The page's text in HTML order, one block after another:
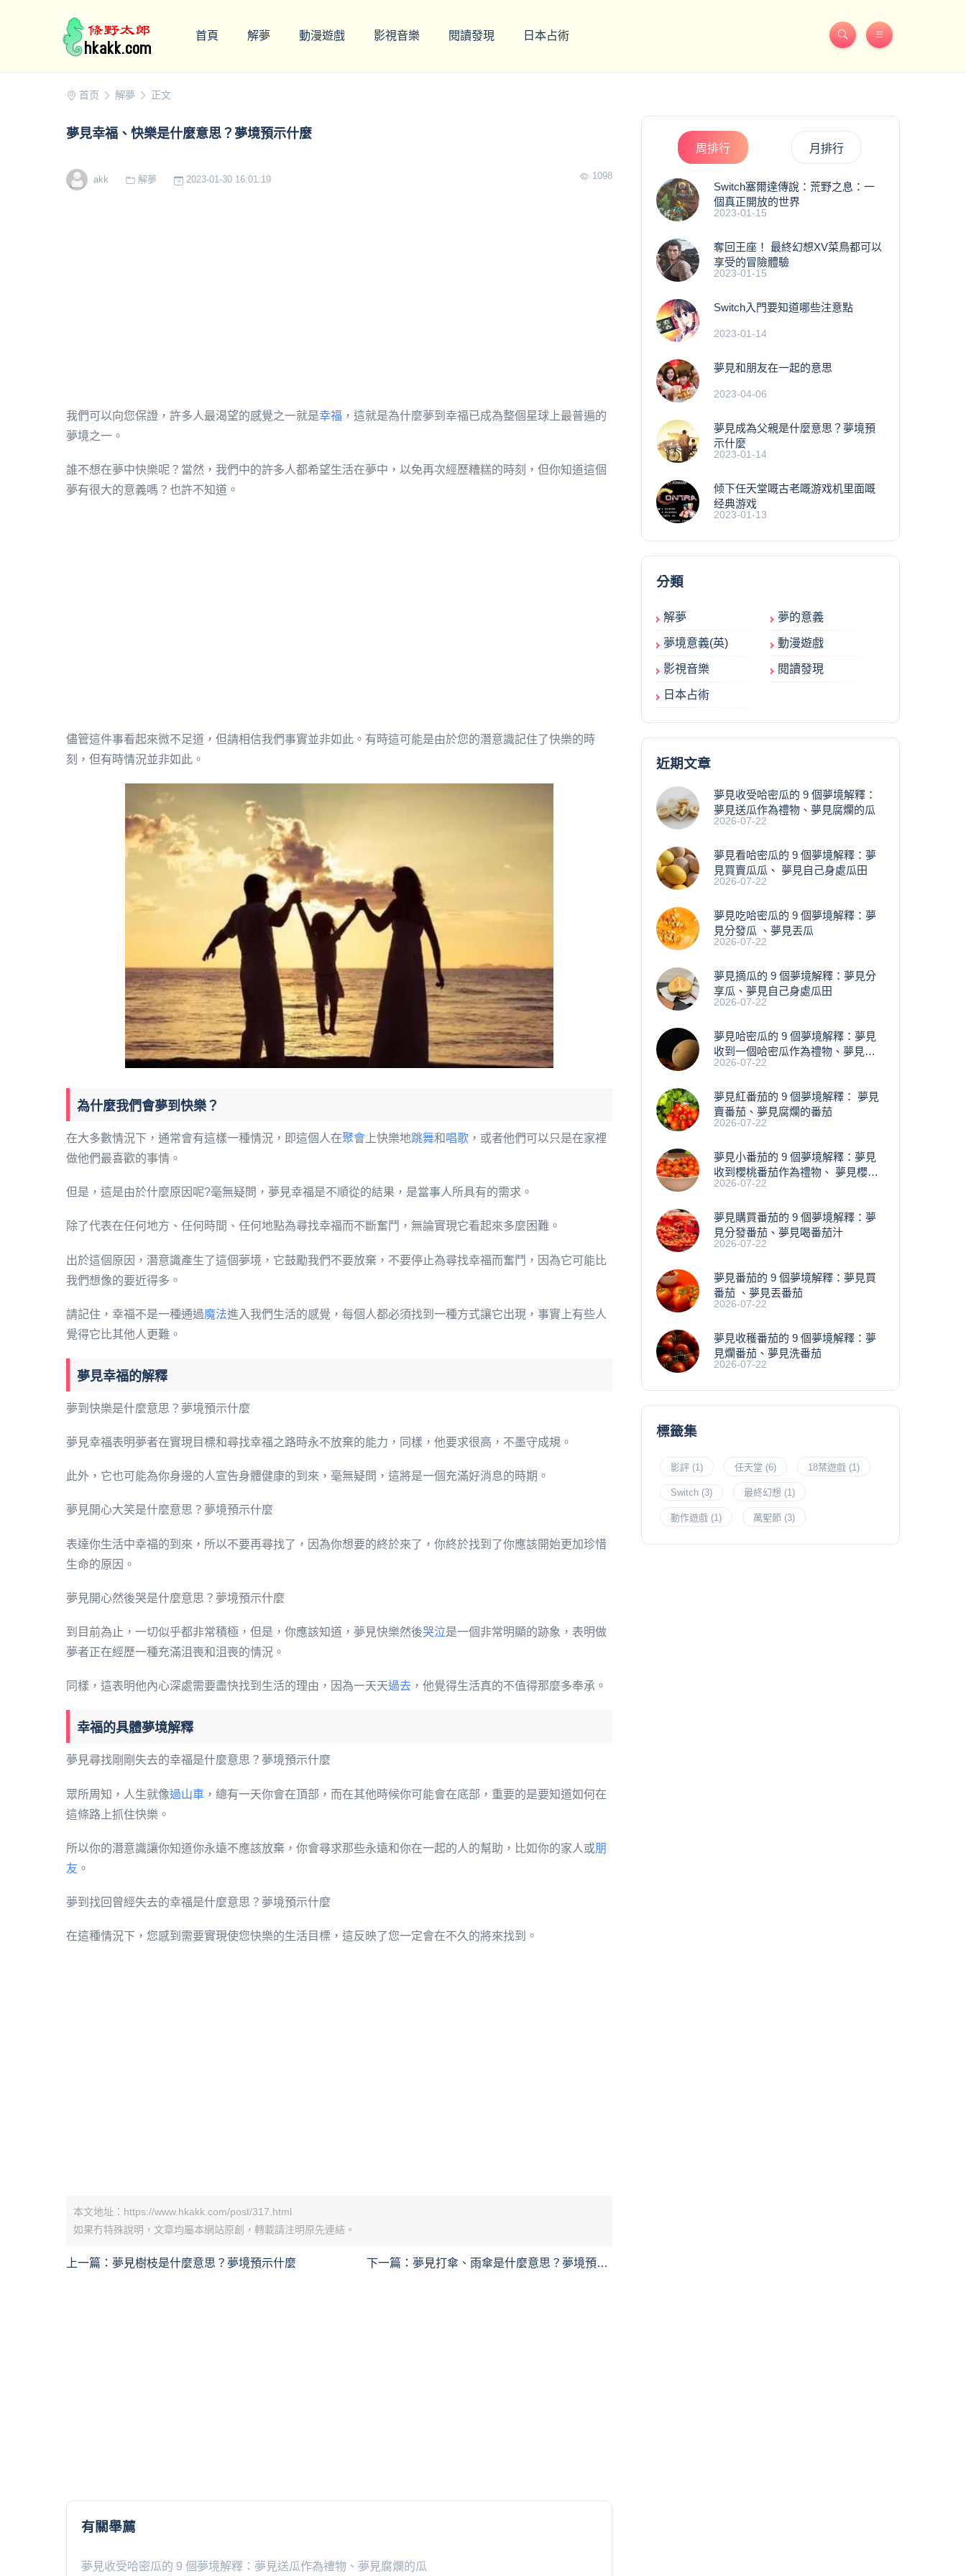
首頁 解夢 動漫遊戲 影視音樂 閱讀發現 日本占術
首页 解夢 正文
夢見幸福、快樂是什麼意思？夢境預示什麼
akk 解夢 2023-01-30 16:01:19 1098
我們可以向您保證，許多人最渴望的感覺之一就是幸福 ，這就是為什麼夢到幸福已成為整個星球上最普遍的
夢境之一。
誰不想在夢中快樂呢？當然，我們中的許多人都希望生活在夢中，以免再次經歷糟糕的時刻，但你知道這個
夢有很大的意義嗎？也許不知道。
儘管這件事看起來微不足道，但請相信我們事實並非如此。有時這可能是由於您的潛意識記住了快樂的時
刻，但有時情況並非如此。
為什麼我們會夢到快樂？
在大多數情況下，通常會有這樣一種情況，即這個人在聚會 上快樂地跳舞和唱歌 ，或者他們可以只是在家裡
做他們最喜歡的事情。
但是，這是由於什麼原因呢?毫無疑問，夢見幸福是不順從的結果，是當事人所具有的需求。
除了代表在任何地方、任何時間、任何地點為尋找幸福而不斷奮鬥，無論實現它看起來多麼困難。
出於這個原因，潛意識產生了這個夢境，它鼓勵我們不要放棄，不要停止為尋找幸福而奮鬥，因為它可能比
我們想像的要近得多。
請記住，幸福不是一種通過魔法進入我們生活的感覺，每個人都必須找到一種方式讓它出現，事實上有些人
覺得它比其他人更難。
夢見幸福的解釋
夢到快樂是什麼意思？夢境預示什麼
夢見幸福表明夢者在實現目標和尋找幸福之路時永不放棄的能力，同樣，他要求很高，不墨守成規。
此外，它也可能為你身邊的人宣告身體健康的到來，毫無疑問，這將是一個充滿好消息的時期。
夢見開心大笑是什麼意思？夢境預示什麼
表達你生活中幸福的到來，所以不要再尋找了，因為你想要的終於來了，你終於找到了你應該開始更加珍惜
生命的原因。
夢見開心然後哭是什麼意思？夢境預示什麼
到目前為止，一切似乎都非常積極，但是，你應該知道，夢見快樂然後哭泣是一個非常明顯的跡象，表明做
夢者正在經歷一種充滿沮喪和沮喪的情況。
同樣，這表明他內心深處需要盡快找到生活的理由，因為一天天過去 ，他覺得生活真的不值得那麼多奉承。
幸福的具體夢境解釋
夢見尋找剛剛失去的幸福是什麼意思？夢境預示什麼
眾所周知，人生就像過山車 ，總有一天你會在頂部，而在其他時候你可能會在底部，重要的是要知道如何在
這條路上抓住快樂。
所以你的潛意識讓你知道你永遠不應該放棄，你會尋求那些永遠和你在一起的人的幫助，比如你的家人或朋
友 。
夢到找回曾經失去的幸福是什麼意思？夢境預示什麼
在這種情況下，您感到需要實現使您快樂的生活目標，這反映了您一定會在不久的將來找到。
本文地址：https://www.hkakk.com/post/317.html
如果冇特殊說明，文章均屬本網站原創，轉載請注明原先連結。
上一篇： 夢見樹枝是什麼意思？夢境預示什麼 下一篇： 夢見打傘、雨傘是什麼意思？夢境預示
有關舉薦
夢見收受哈密瓜的 9 個夢境解釋：夢見送瓜作為禮物、夢見腐爛的瓜
周排行 月排行
Switch塞爾達傳說：荒野之息：一
個真正開放的世界
2023-01-15
奪回王座！ 最終幻想XV菜鳥都可以
享受的冒險體驗
2023-01-15
Switch入門要知道哪些注意點
2023-01-14
夢見和朋友在一起的意思
2023-04-06
夢見成為父親是什麼意思？夢境預
示什麼
2023-01-14
倾下任天堂嘅古老嘅游戏机里面嘅
经典游戏
2023-01-13
分類
解夢 夢的意義
夢境意義(英) 動漫遊戲
影視音樂 閱讀發現
日本占術
近期文章
夢見收受哈密瓜的 9 個夢境解釋：
夢見送瓜作為禮物、夢見腐爛的瓜
2026-07-22
夢見看哈密瓜的 9 個夢境解釋：夢
見買賣瓜瓜、 夢見自己身處瓜田
2026-07-22
夢見吃哈密瓜的 9 個夢境解釋：夢
見分發瓜 、夢見丟瓜
2026-07-22
夢見摘瓜的 9 個夢境解釋：夢見分
享瓜、夢見自己身處瓜田
2026-07-22
夢見哈密瓜的 9 個夢境解釋：夢見
收到一個哈密瓜作為禮物、夢見買
瓜
2026-07-22
夢見紅番茄的 9 個夢境解釋： 夢見
賣番茄、夢見腐爛的番茄
2026-07-22
​夢見小番茄的 9 個夢境解釋：夢見
收到櫻桃番茄作為禮物、 夢見櫻桃
落下
2026-07-22
夢見購買番茄的 9 個夢境解釋：夢
見分發番茄、夢見喝番茄汁
2026-07-22
夢見番茄的 9 個夢境解釋：夢見買
番茄 、夢見丟番茄
2026-07-22
夢見收穫番茄的 9 個夢境解釋：夢
見爛番茄、夢見洗番茄
2026-07-22
標籤集
影評 (1) 任天堂 (6) 18禁遊戲 (1)
Switch (3) 最終幻想 (1)
動作遊戲 (1) 萬聖節 (3)